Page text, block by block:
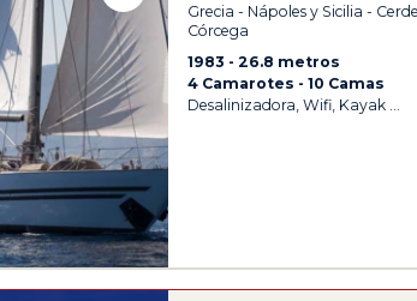
Grecia - Nápoles y Sicilia -
Córcega
1983
26.8 metros
4 Camarotes
10 Camas
Desalinizadora, Wifi, Kayak